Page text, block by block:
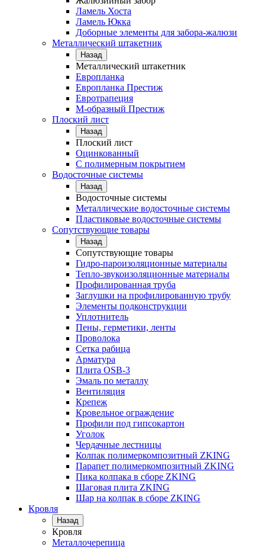
Ламель Хоста
Ламель Юкка
Доборные элементы для забора-жалюзи
Металлический штакетник
Назад
Металлический штакетник
Европланка
Европланка Престиж
Евротрапеция
М-образный Престиж
Плоский лист
Назад
Плоский лист
Оцинкованный
С полимерным покрытием
Водосточные системы
Назад
Водосточные системы
Металлические водосточные системы
Пластиковые водосточные системы
Сопутствующие товары
Назад
Сопутствующие товары
Гидро-пароизоляционные материалы
Тепло-звукоизоляционные материалы
Профилированная труба
Заглушки на профилированную трубу
Элементы подконструкции
Уплотнитель
Пены, герметики, ленты
Проволока
Сетка рабица
Арматура
Плита OSB-3
Эмаль по металлу
Вентиляция
Крепеж
Кровельное ограждение
Профили под гипсокартон
Уголок
Чердачные лестницы
Колпак полимеркомпозитный ZKING
Парапет полимеркомпозитный ZKING
Пика колпака в сборе ZKING
Шаговая плита ZKING
Шар на колпак в сборе ZKING
Кровля
Назад
Кровля
Металлочерепица